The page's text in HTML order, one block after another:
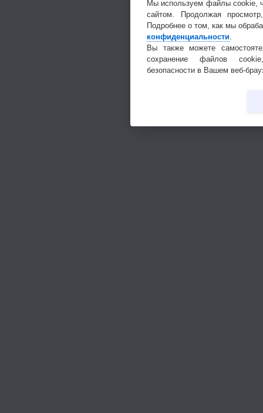
Мы используем файлы cookie,
сайтом. Продолжая
Подробнее о том, как мы
конфиденциальности.
Вы также можете
сохранение файлов
безопасности в Вашем веб-